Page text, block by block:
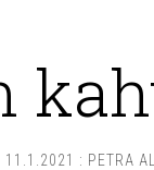
11.1.2021 : PETRA